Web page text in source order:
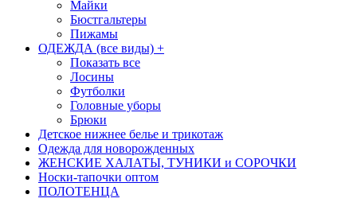
Майки
Бюстгальтеры
Пижамы
ОДЕЖДА (все виды) +
Показать все
Лосины
Футболки
Головные уборы
Брюки
Детское нижнее белье и трикотаж
Одежда для новорожденных
ЖЕНСКИЕ ХАЛАТЫ, ТУНИКИ и СОРОЧКИ
Носки-тапочки оптом
ПОЛОТЕНЦА